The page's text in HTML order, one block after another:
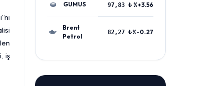
iş
GUMUS 97,83 ₺ %+3.56
Brent
Petrol
82,27 ₺%-0.27